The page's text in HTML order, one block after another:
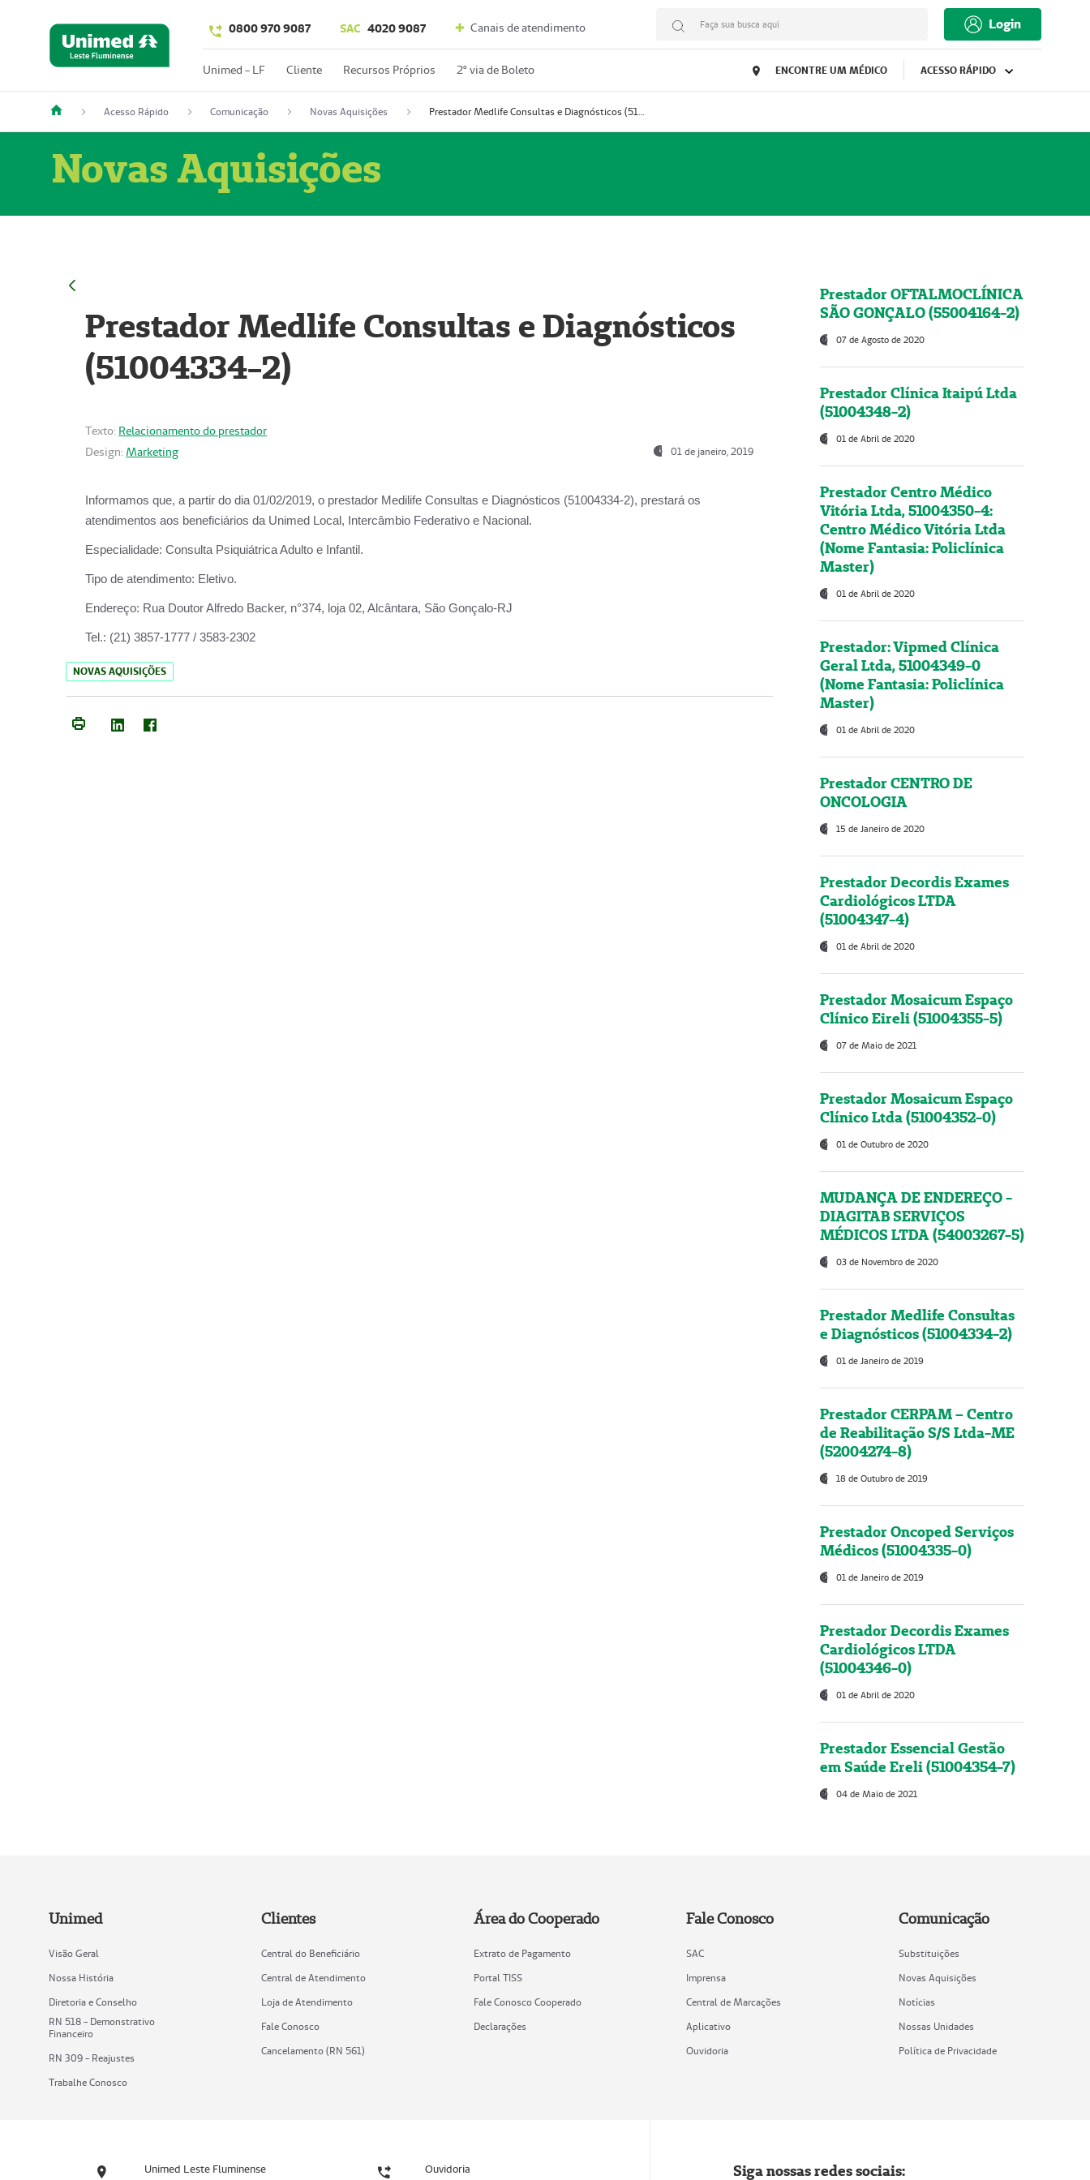
0800 970 9087 SAC 4020 9087 Canais de atendimento Faça sua busca aqui Login
Unimed - LF Cliente Recursos Próprios 2º via de Boleto ENCONTRE UM MÉDICO ACESSO RÁPIDO
Acesso Rápido Comunicação Novas Aquisições Prestador Medlife Consultas e Diagnósticos (51004334-2)
Novas Aquisições
Prestador Medlife Consultas e Diagnósticos
(51004334-2)
Texto: Relacionamento do prestador
Design: Marketing 01 de janeiro, 2019
Informamos que, a partir do dia 01/02/2019, o prestador Medilife Consultas e Diagnósticos (51004334-2), prestará os
atendimentos aos beneficiários da Unimed Local, Intercâmbio Federativo e Nacional.
Especialidade: Consulta Psiquiátrica Adulto e Infantil.
Tipo de atendimento: Eletivo.
Endereço: Rua Doutor Alfredo Backer, n°374, loja 02, Alcântara, São Gonçalo-RJ
Tel.: (21) 3857-1777 / 3583-2302
NOVAS AQUISIÇÕES
Prestador OFTALMOCLÍNICA
SÃO GONÇALO (55004164-2)
07 de Agosto de 2020
Prestador Clínica Itaipú Ltda
(51004348-2)
01 de Abril de 2020
Prestador Centro Médico
Vitória Ltda, 51004350-4:
Centro Médico Vitória Ltda
(Nome Fantasia: Policlínica
Master)
01 de Abril de 2020
Prestador: Vipmed Clínica
Geral Ltda, 51004349-0
(Nome Fantasia: Policlínica
Master)
01 de Abril de 2020
Prestador CENTRO DE
ONCOLOGIA
15 de Janeiro de 2020
Prestador Decordis Exames
Cardiológicos LTDA
(51004347-4)
01 de Abril de 2020
Prestador Mosaicum Espaço
Clínico Eireli (51004355-5)
07 de Maio de 2021
Prestador Mosaicum Espaço
Clínico Ltda (51004352-0)
01 de Outubro de 2020
MUDANÇA DE ENDEREÇO -
DIAGITAB SERVIÇOS
MÉDICOS LTDA (54003267-5)
03 de Novembro de 2020
Prestador Medlife Consultas
e Diagnósticos (51004334-2)
01 de Janeiro de 2019
Prestador CERPAM – Centro
de Reabilitação S/S Ltda-ME
(52004274-8)
18 de Outubro de 2019
Prestador Oncoped Serviços
Médicos (51004335-0)
01 de Janeiro de 2019
Prestador Decordis Exames
Cardiológicos LTDA
(51004346-0)
01 de Abril de 2020
Prestador Essencial Gestão
em Saúde Ereli (51004354-7)
04 de Maio de 2021
Unimed
Visão Geral
Nossa História
Diretoria e Conselho
RN 518 - Demonstrativo
Financeiro
RN 309 - Reajustes
Trabalhe Conosco
Clientes
Central do Beneficiário
Central de Atendimento
Loja de Atendimento
Fale Conosco
Cancelamento (RN 561)
Área do Cooperado
Extrato de Pagamento
Portal TISS
Fale Conosco Cooperado
Declarações
Fale Conosco
SAC
Imprensa
Central de Marcações
Aplicativo
Ouvidoria
Comunicação
Substituições
Novas Aquisições
Notícias
Nossas Unidades
Política de Privacidade
Unimed Leste Fluminense Ouvidoria Siga nossas redes sociais: